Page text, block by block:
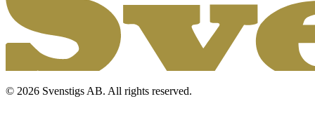
© 2026 Svenstigs AB. All rights reserved.